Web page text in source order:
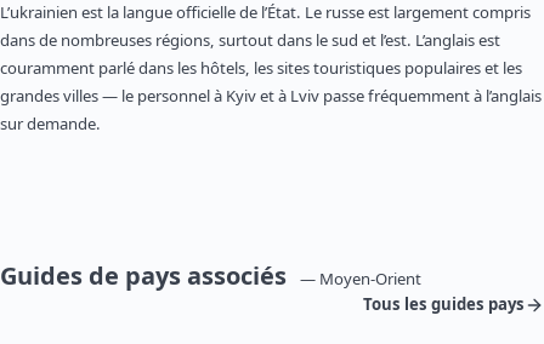
L’ukrainien est la langue officielle de l’État. Le russe est largement compris
dans de nombreuses régions, surtout dans le sud et l’est. L’anglais est
couramment parlé dans les hôtels, les sites touristiques populaires et les
grandes villes — le personnel à Kyiv et à Lviv passe fréquemment à l’anglais
sur demande.
Guides de pays associés
— Moyen-Orient
Tous les guides pays